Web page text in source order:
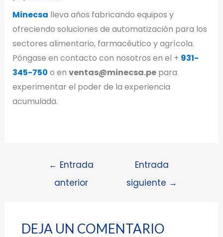
Minecsa lleva años fabricando equipos y
ofreciendo soluciones de automatización para los
sectores alimentario, farmacéutico y agrícola.
Póngase en contacto con nosotros en el + 931-
345-750 o en ventas@minecsa.pepara
experimentar el poder de la experiencia
acumulada.
← Entrada
anterior
Entrada
siguiente →
DEJA UN COMENTARIO